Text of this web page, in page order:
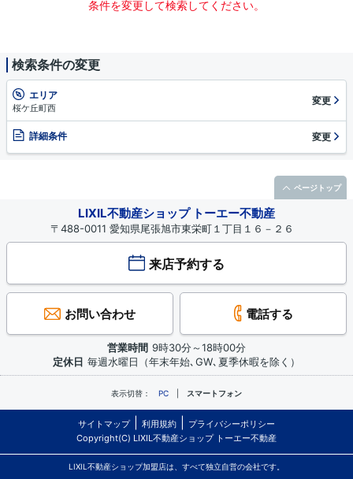
条件を変更して検索してください。
検索条件の変更
エリア
桜ケ丘町西
変更
詳細条件 変更
LIXIL不動産ショップ トーエー不動産
〒488-0011 愛知県尾張旭市東栄町１丁目１６－２６
来店予約する
お問い合わせ 電話する
営業時間 9時30分～18時00分
定休日 毎週水曜日（年末年始､GW､夏季休暇を除く）
表示切替： PC スマートフォン
サイトマップ 利用規約
プライバシーポリシー
Copyright(C) LIXIL不動産ショップ トーエー不動産
LIXIL不動産ショップ加盟店は、すべて独立自営の会社です。
ページトップ